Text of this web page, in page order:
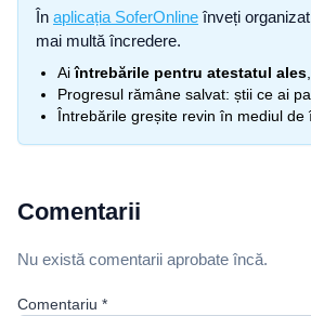
În aplicația SoferOnline înveți
mai multă încredere.
Aiîntrebările pentru atestatul ales
Progresul rămâne salvat: știi ce ai
Întrebările greșite revin în mediul de
Comentarii
Nu există comentarii aprobate încă.
Comentariu *